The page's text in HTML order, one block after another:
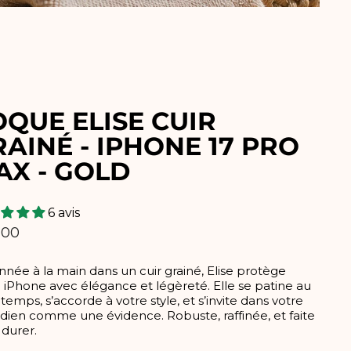
ELISE CUIR
- IPHONE 17 PRO
- GOLD
6 avis
à la main dans un cuir grainé, Elise protège
iPhone avec élégance et légèreté. Elle se patine au
s’accorde à votre style, et s’invite dans votre
comme une évidence. Robuste, raffinée, et faite